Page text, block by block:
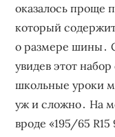
оказалось проще
который
о размере шины․
увидев этот
школьные уроки
уж и сложно․ На
вроде «195/65